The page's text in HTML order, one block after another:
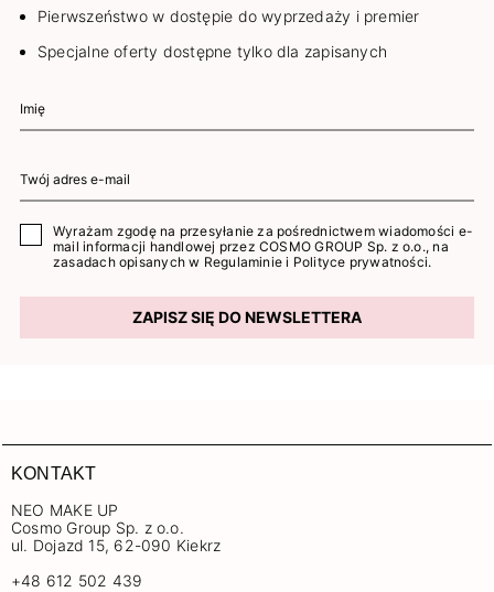
Pierwszeństwo w dostępie do wyprzedaży i premier
Specjalne oferty dostępne tylko dla zapisanych
Wyrażam zgodę na przesyłanie za pośrednictwem wiadomości e-
mail informacji handlowej przez COSMO GROUP Sp. z o.o., na
zasadach opisanych w Regulaminie i Polityce prywatności.
ZAPISZ SIĘ DO NEWSLETTERA
KONTAKT
NEO MAKE UP
Cosmo Group Sp. z o.o.
ul. Dojazd 15, 62-090 Kiekrz
+48 612 502 439